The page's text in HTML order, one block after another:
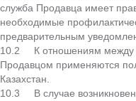
служба Продавца имеет
необходимые
предварительным
10.2 К отношениям между
Продавцом применяются
Казахстан.
10.3 В случае